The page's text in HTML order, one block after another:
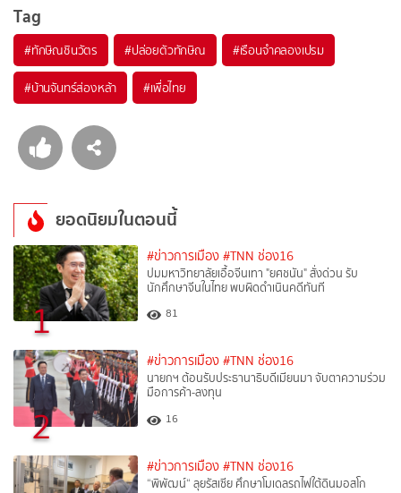
Tag
#ทักษิณชินวัตร #ปล่อยตัวทักษิณ #เรือนจำคลองเปรม
#บ้านจันทร์ส่องหล้า #เพื่อไทย
ยอดนิยมในตอนนี้
1
#ข่าวการเมือง #TNN ช่อง16
ปมมหาวิทยาลัยเอื้อจีนเทา "ยศชนัน" สั่งด่วน รับ
นักศึกษาจีนในไทย พบผิดดำเนินคดีทันที
81
2
#ข่าวการเมือง #TNN ช่อง16
นายกฯ ต้อนรับประธานาธิบดีเมียนมา จับตาความร่วม
มือการค้า-ลงทุน
16
#ข่าวการเมือง #TNN ช่อง16
“พิพัฒน์“ ลุยรัสเซีย ศึกษาโมเดลรถไฟใต้ดินมอสโก